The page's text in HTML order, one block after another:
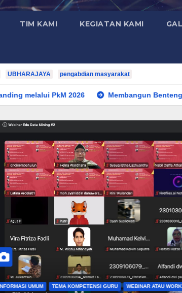
TIM KAMI KEGIATAN KAMI
UBHARAJAYA pengabdian masyarakat
2026 Membangun Benteng Digital Bangsa: